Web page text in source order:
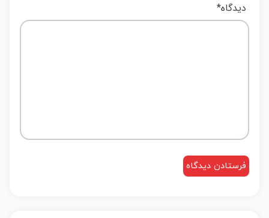
دیدگاه*